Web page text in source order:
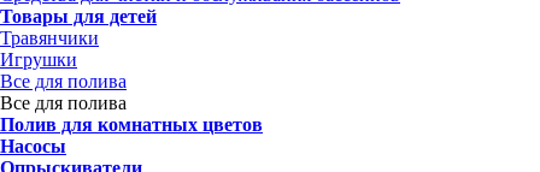
Товары для детей
Травянчики
Игрушки
Все для полива
Все для полива
Полив для комнатных цветов
Насосы
Опрыскиватели